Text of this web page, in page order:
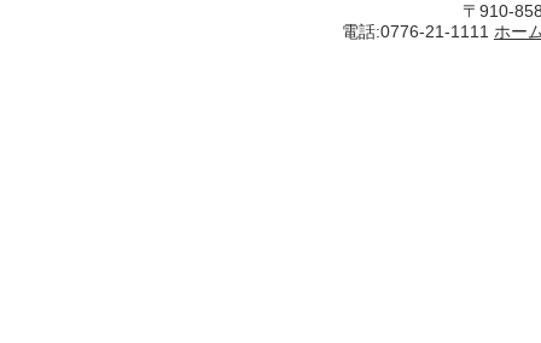
〒910-
電話:0776-21-1111 ホー